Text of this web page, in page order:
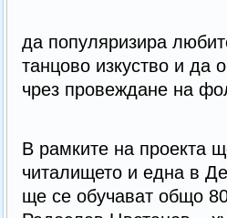
да популяризира
танцово изкуство и да
чрез провеждане на
В рамките на проекта
читалището и една в
ще се обучават общо